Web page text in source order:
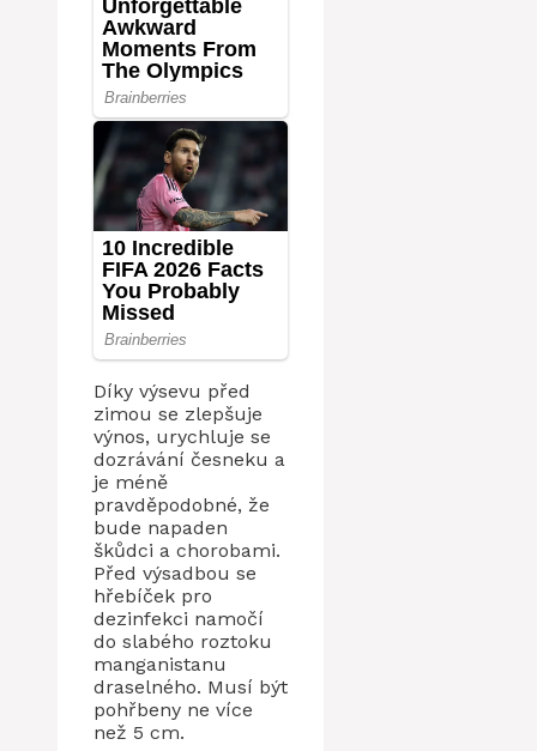
Díky výsevu před
zimou se zlepšuje
výnos, urychluje se
dozrávání česneku a
je méně
pravděpodobné, že
bude napaden
škůdci a chorobami.
Před výsadbou se
hřebíček pro
dezinfekci namočí
do slabého roztoku
manganistanu
draselného. Musí být
pohřbeny ne více
než 5 cm.